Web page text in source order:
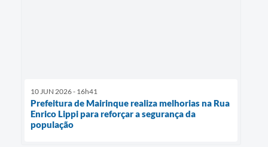
10 JUN 2026 - 16h41
Prefeitura de Mairinque realiza melhorias na Rua
Enrico Lippi para reforçar a segurança da
população